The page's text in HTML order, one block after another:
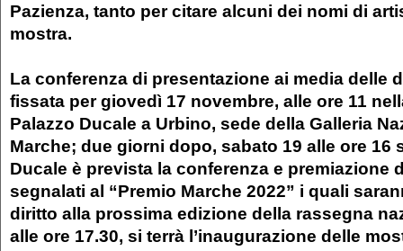
Pazienza, tanto per citare alcuni dei nomi di
mostra.
La conferenza di presentazione ai media delle
fissata per giovedì 17 novembre, alle ore 11
Palazzo Ducale a Urbino, sede della Galleria
Marche; due giorni dopo, sabato 19 alle ore 16
Ducale è prevista la conferenza e premiazione
segnalati al “Premio Marche 2022” i quali
diritto alla prossima edizione della rassegna
alle ore 17.30, si terrà l’inaugurazione delle